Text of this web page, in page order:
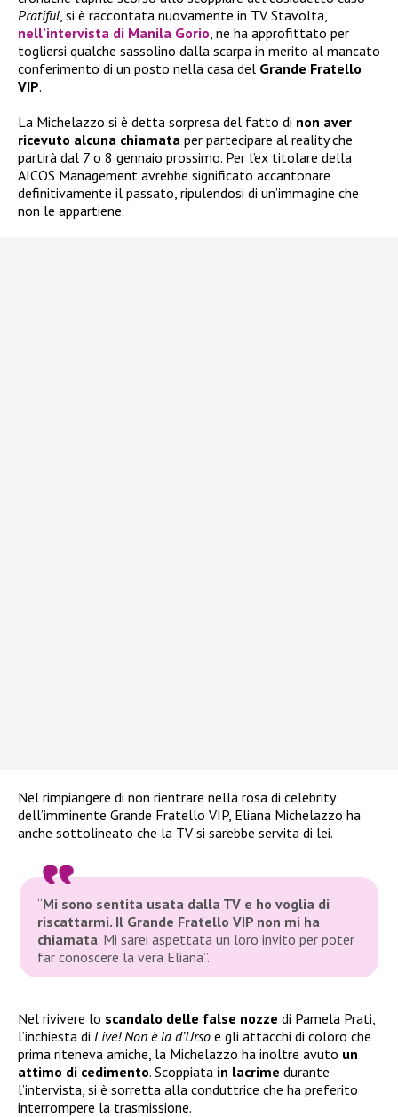
Pratiful, si è raccontata nuovamente in TV. Stavolta,
nell’intervista di Manila Gorio, ne ha approfittato per
togliersi qualche sassolino dalla scarpa in merito al mancato
conferimento di un posto nella casa del Grande Fratello
VIP.
La Michelazzo si è detta sorpresa del fatto di non aver
ricevuto alcuna chiamata per partecipare al reality che
partirà dal 7 o 8 gennaio prossimo. Per l’ex titolare della
AICOS Management avrebbe significato accantonare
definitivamente il passato, ripulendosi di un’immagine che
non le appartiene.
Nel rimpiangere di non rientrare nella rosa di celebrity
dell’imminente Grande Fratello VIP, Eliana Michelazzo ha
anche sottolineato che la TV si sarebbe servita di lei.
“Mi sono sentita usata dalla TV e ho voglia di
riscattarmi. Il Grande Fratello VIP non mi ha
chiamata. Mi sarei aspettata un loro invito per poter
far conoscere la vera Eliana”.
Nel rivivere lo scandalo delle false nozze di Pamela Prati,
l’inchiesta di Live! Non è la d’Urso e gli attacchi di coloro che
prima riteneva amiche, la Michelazzo ha inoltre avuto un
attimo di cedimento. Scoppiata in lacrime durante
l’intervista, si è sorretta alla conduttrice che ha preferito
interrompere la trasmissione.